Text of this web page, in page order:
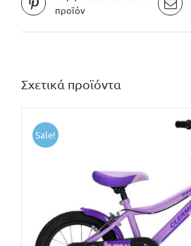
προϊόν
Σχετικά προϊόντα
Sale!